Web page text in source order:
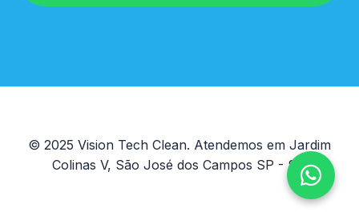
© 2025 Vision Tech Clean. Atendemos em Jardim
Colinas V, São José dos Campos SP - SP.